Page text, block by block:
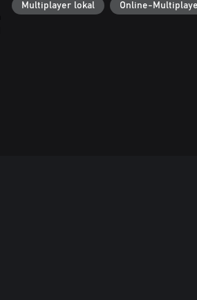
Multiplayer lokal Online-